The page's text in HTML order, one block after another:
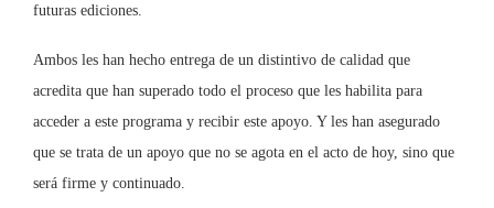
futuras ediciones.
Ambos les han hecho entrega de un distintivo de calidad que
acredita que han superado todo el proceso que les habilita para
acceder a este programa y recibir este apoyo. Y les han asegurado
que se trata de un apoyo que no se agota en el acto de hoy, sino que
será firme y continuado.